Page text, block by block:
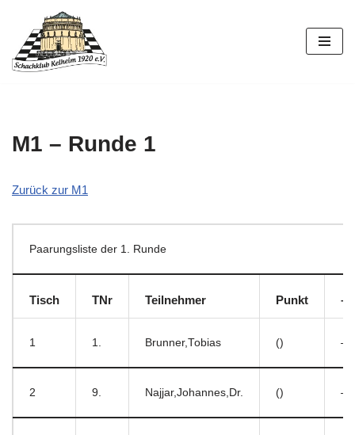
Zum
Inhalt
M1 – Runde 1
Zurück zur M1
Paarungsliste der 1. Runde
Tisch TNr Teilnehmer Punkt –
1 1. Brunner,Tobias () –
2 9. Najjar,Johannes,Dr. () –